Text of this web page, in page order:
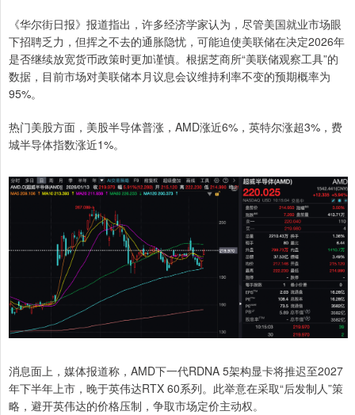
《华尔街日报》报道指出，许多经济学家认为，尽管美国就业市场眼
下招聘乏力，但挥之不去的通胀隐忧，可能迫使美联储在决定2026年
是否继续放宽货币政策时更加谨慎。根据芝商所“美联储观察工具”的
数据，目前市场对美联储本月议息会议维持利率不变的预期概率为
95%。
热门美股方面，美股半导体普涨，AMD涨近6%，英特尔涨超3%，费
城半导体指数涨近1%。
消息面上，媒体报道称，AMD下一代RDNA 5架构显卡将推迟至2027
年下半年上市，晚于英伟达RTX 60系列。此举意在采取“后发制人”策
略，避开英伟达的价格压制，争取市场定价主动权。